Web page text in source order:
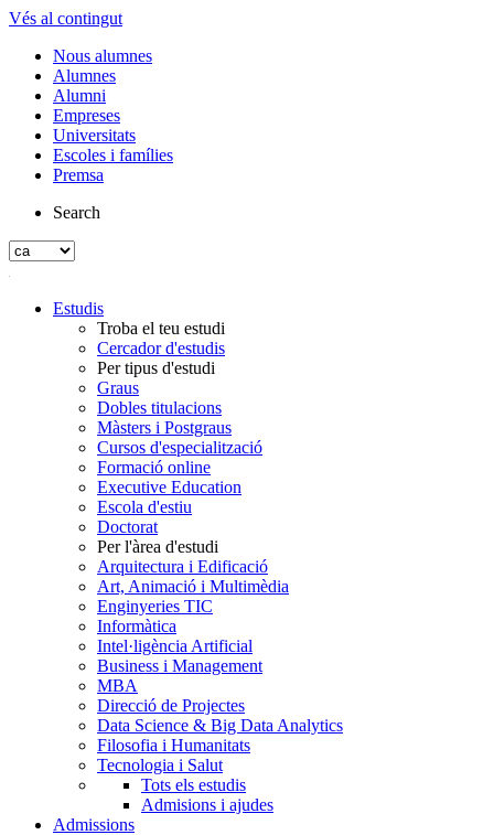
Vés al contingut
Nous alumnes
Alumnes
Alumni
Empreses
Universitats
Escoles i famílies
Premsa
Search
Estudis
Troba el teu estudi
Cercador d'estudis
Per tipus d'estudi
Graus
Dobles titulacions
Màsters i Postgraus
Cursos d'especialització
Formació online
Executive Education
Escola d'estiu
Doctorat
Per l'àrea d'estudi
Arquitectura i Edificació
Art, Animació i Multimèdia
Enginyeries TIC
Informàtica
Intel·ligència Artificial
Business i Management
MBA
Direcció de Projectes
Data Science & Big Data Analytics
Filosofia i Humanitats
Tecnologia i Salut
Tots els estudis
Admisions i ajudes
Admissions